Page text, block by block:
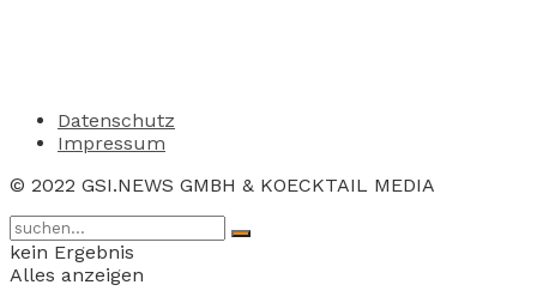
Datenschutz
Impressum
© 2022 GSI.NEWS GMBH & KOECKTAIL MEDIA
kein Ergebnis
Alles anzeigen